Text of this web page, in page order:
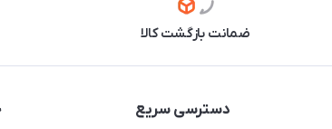
ضمانت بازگشت کالا
دسترسی سریع